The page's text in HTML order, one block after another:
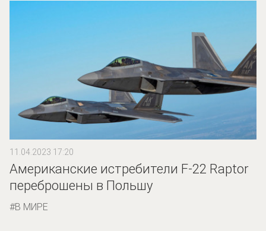
11.04.2023 17:20
Американские истребители F-22 Raptor
переброшены в Польшу
В МИРЕ